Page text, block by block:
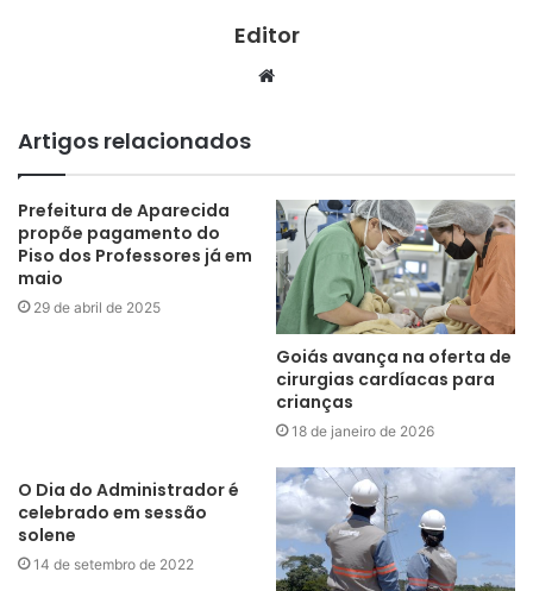
Editor
Website
Artigos relacionados
Prefeitura de Aparecida
propõe pagamento do
Piso dos Professores já em
maio
29 de abril de 2025
Goiás avança na oferta de
cirurgias cardíacas para
crianças
18 de janeiro de 2026
O Dia do Administrador é
celebrado em sessão
solene
14 de setembro de 2022